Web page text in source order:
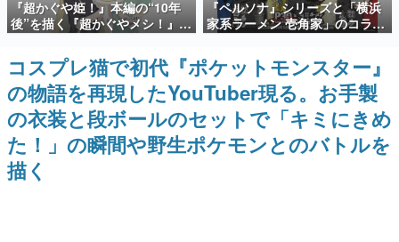
SNS拡散数が数千以上！ ページビュー数万以上！ などな
ど。多くの人々に読まれた、電ファミ渾身の“殿堂入り”記
事をまとめました。
ゲームの企画書
名作ゲームクリエイターの方々に製作時のエピソードをお
聞きし、ヒットする企画（ゲーム）とは何か？を探ってい
きます。
赫本
この物語を解いてはいけない。『赫本』は、〈試験問題〉
『超かぐや姫！』本編の“10年
後”を描く『超かぐやメシ！』
Web連載決定。新たなWebマン
ガレーベル「ビビビコミック」
にて特別話が掲載スタート、あ
のお話には…まだ続きがある！
『ペルソナ』シリーズと「横浜
家系ラーメン 壱角家」のコラボ
が8月21日から開催。”はがく
れ”風とんこつラーメンや、おい
しく食べられるカレーラーメン
がラインナップ
コスプレ猫で初代『ポケットモンスター』
の物語を再現したYouTuber現る。お手製
の衣装と段ボールのセットで「キミにきめ
た！」の瞬間や野生ポケモンとのバトルを
描く